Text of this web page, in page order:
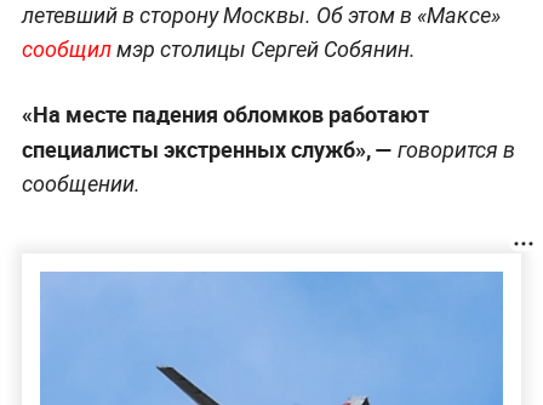
летевший в сторону Москвы. Об этом в «Максе»
сообщилмэр столицы Сергей Собянин.
«На месте падения обломков работают
специалисты экстренных служб», — говорится в
сообщении.